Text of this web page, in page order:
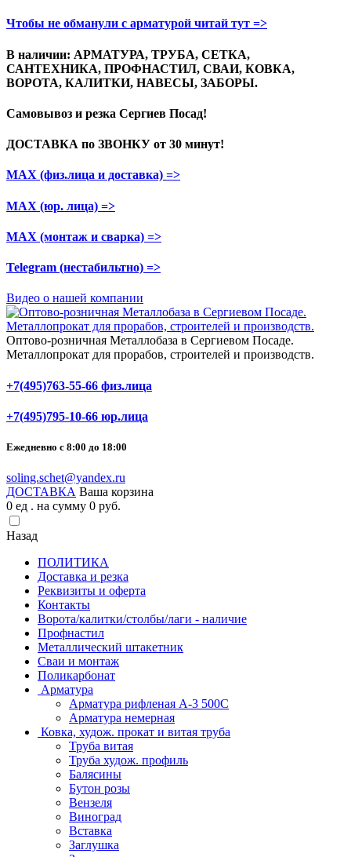
Чтобы не обманули с арматурой читай тут =>
В наличии: АРМАТУРА, ТРУБА, СЕТКА,
САНТЕХНИКА, ПРОФНАСТИЛ, СВАИ, КОВКА,
ВОРОТА, КАЛИТКИ, НАВЕСЫ, ЗАБОРЫ.
Самовывоз и резка Сергиев Посад!
ДОСТАВКА по ЗВОНКУ от 30 минут!
МАХ (физ.лица и доставка) =>
МАХ (юр. лица) =>
МАХ (монтаж и сварка) =>
Telegram (нестабильтно) =>
Видео о нашей компании
Оптово-розничная Металлобаза в Сергиевом Посаде.
Металлопрокат для прорабов, строителей и производств.
+7(495)763-55-66 физ.лица
+7(495)795-10-66 юр.лица
Ежедневно с 8:00 до 18:00
soling.schet@yandex.ru
ДОСТАВКА Ваша корзина
0 ед . на сумму 0 pуб.
Назад
ПОЛИТИКА
Доставка и резка
Реквизиты и оферта
Контакты
Ворота/калитки/столбы/лаги - наличие
Профнастил
Металлический штакетник
Сваи и монтаж
Поликарбонат
Арматура
Арматура рифленая А-3 500С
Арматура немерная
Ковка, худож. прокат и витая труба
Труба витая
Труба худож. профиль
Балясины
Бутон розы
Вензеля
Виноград
Вставка
Заглушка